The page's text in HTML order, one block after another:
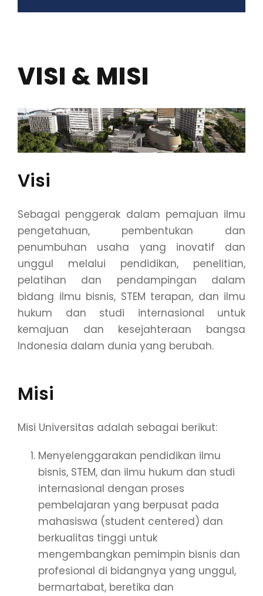
VISI & MISI
Visi
Sebagai penggerak dalam pemajuan ilmu
pengetahuan, pembentukan dan
penumbuhan usaha yang inovatif dan
unggul melalui pendidikan, penelitian,
pelatihan dan pendampingan dalam
bidang ilmu bisnis, STEM terapan, dan ilmu
hukum dan studi internasional untuk
kemajuan dan kesejahteraan bangsa
Indonesia dalam dunia yang berubah.
Misi
Misi Universitas adalah sebagai berikut:
Menyelenggarakan pendidikan ilmu
bisnis, STEM, dan ilmu hukum dan studi
internasional dengan proses
pembelajaran yang berpusat pada
mahasiswa (student centered) dan
berkualitas tinggi untuk
mengembangkan pemimpin bisnis dan
profesional di bidangnya yang unggul,
bermartabat, beretika dan